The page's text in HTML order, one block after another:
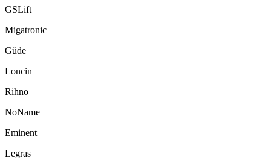
GSLift
Migatronic
Güde
Loncin
Rihno
NoName
Eminent
Legras